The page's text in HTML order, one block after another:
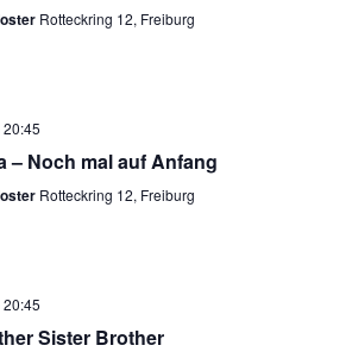
Rotteckring 12, Freiburg
– Noch mal auf Anfang
Rotteckring 12, Freiburg
Sister Brother